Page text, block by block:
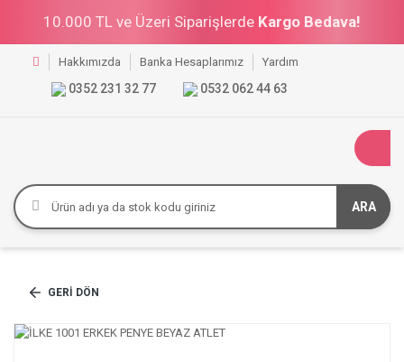
10.000 TL ve Üzeri Siparişlerde Kargo Bedava!
Hakkımızda Banka Hesaplarımız Yardım
0352 231 32 77 0532 062 44 63
ARA
GERI DÖN